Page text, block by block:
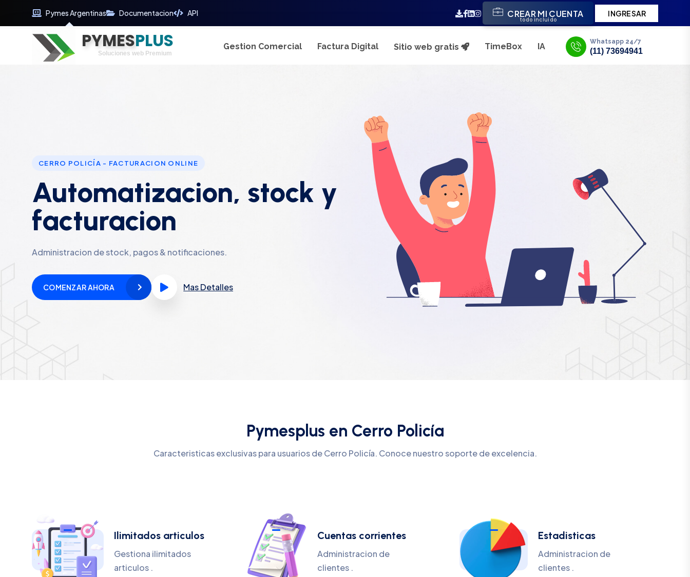
Pymes Argentinas Documentacion API CREAR MI CUENTA
todo incluido
INGRESAR
PYMESPLUS
Digitaliza tu éxito
Soluciones web Premium
Gestion Comercial Factura Digital Sitio web gratis TimeBox IA Whatsapp 24/7
(11) 73694941
CERRO POLICÍA - FACTURACION ONLINE
Automatizacion, stock y
facturacion
Administracion de stock, pagos & notificaciones.
COMENZAR AHORA Mas Detalles
Pymesplus en Cerro Policía
Caracteristicas exclusivas para usuarios de Cerro Policía. Conoce nuestro soporte de excelencia.
Ilimitados articulos
Gestiona ilimitados
articulos .
Cuentas corrientes
Administracion de
clientes .
Estadisticas
Administracion de
clientes .